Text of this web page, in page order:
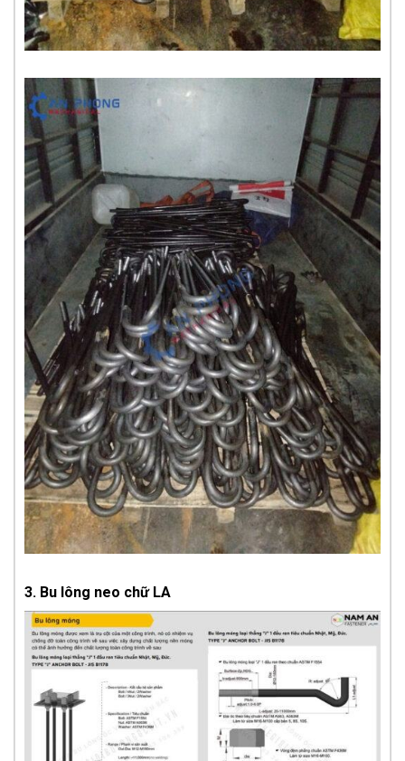
3. Bu lông neo chữ LA